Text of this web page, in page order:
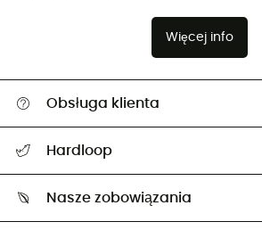
Więcej info
Obsługa klienta
Zwrot artykułów i zwrot środków
Hardloop
Nasze zobowiązania